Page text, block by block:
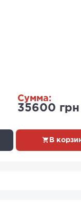
Сумма:
35600 грн
В